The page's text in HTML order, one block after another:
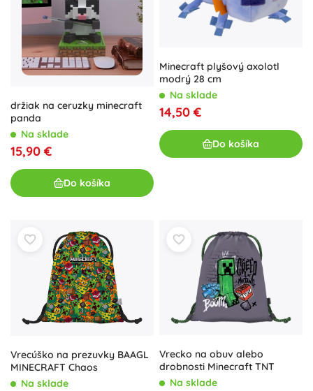
držiak na ceruzky minecraft
panda
Na sklade
15,90 €
Do košíka
Minecraft plyšový axolotl
modrý 28 cm
Na sklade
14,50 €
Do košíka
Vrecúško na prezuvky BAAGL
MINECRAFT Chaos
Na sklade
Vrecko na obuv alebo
drobnosti Minecraft TNT
Na sklade